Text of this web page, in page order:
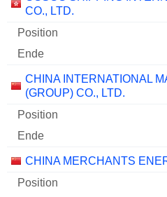
CO., LTD.
CHINA INTERNATIONAL
(GROUP) CO., LTD.
CHINA MERCHANTS